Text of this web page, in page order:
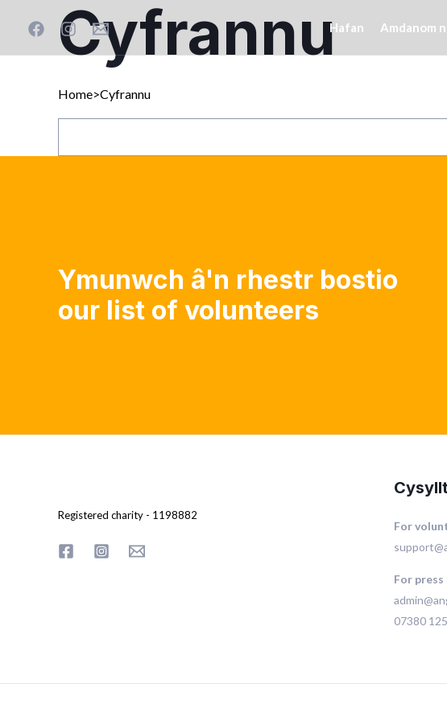
Hafan Amdanom
Cyfrannu
Home>Cyfrannu
Ymunwch â'n rhestr bostio
our list of volunteers
Registered charity - 1198882
For
For press
07380